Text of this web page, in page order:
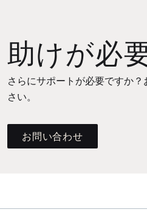
助けが必
さらにサポートが必要ですか
さい。
お問い合わせ